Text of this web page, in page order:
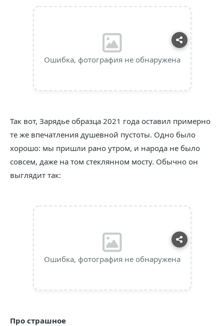
Ошибка, фотография не обнаружена
Так вот, Зарядье образца 2021 года оставил примерно
те же впечатления душевной пустоты. Одно было
хорошо: мы пришли рано утром, и народа не было
совсем, даже на том стеклянном мосту. Обычно он
выглядит так:
Ошибка, фотография не обнаружена
Про страшное